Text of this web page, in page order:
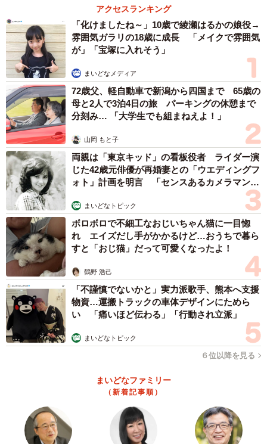
アクセスランキング
「化けましたね～」10歳で綾瀬はるかの娘役→
雰囲気ガラリの18歳に成長 「メイクで雰囲気
が」「宝塚に入れそう」
まいどなメディア
72歳父、軽自動車で新潟から四国まで 65歳の
母と2人で3泊4日の旅 パーキングの休憩まで
分刻み… 「大学生でも組まねえよ！」
山岡 もと子
両親は「東京キッド」の看板役者 ライダー演
じた42歳元俳優が再婚妻との「ウエディングフ
ォト」計画を明言 「センスあるカメラマン求
まいどなトピック
ボロボロで不細工なおじいちゃん猫に一目惚
れ エイズだし手がかかるけど…おうちで暮ら
すと「おじ猫」だって可愛くなったよ！
鶴野 浩己
「不謹慎でないかと」実力派歌手、熊本へ支援
物資…運搬トラックの車体デザインにためら
い 「痛いほど伝わる」「行動され立派」
まいどなトピック
６位以降を見る
まいどなファミリー
（新着記事順）